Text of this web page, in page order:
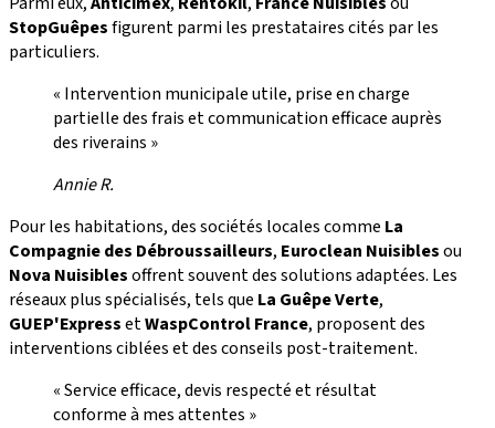
StopGuêpesfigurent parmi les prestataires cités par les
particuliers.
« Intervention municipale utile, prise en charge
partielle des frais et communication efficace auprès
des riverains »
Annie R.
Pour les habitations, des sociétés locales comme La
Compagnie des Débroussailleurs, Euroclean Nuisiblesou
Nova Nuisiblesoffrent souvent des solutions adaptées. Les
réseaux plus spécialisés, tels que La Guêpe Verte,
GUEP'ExpressetWaspControl France, proposent des
interventions ciblées et des conseils post-traitement.
« Service efficace, devis respecté et résultat
conforme à mes attentes »